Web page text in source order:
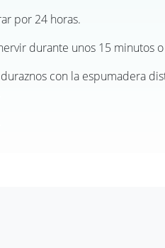
por 24 horas.
durante unos 15 minutos
con la espumadera